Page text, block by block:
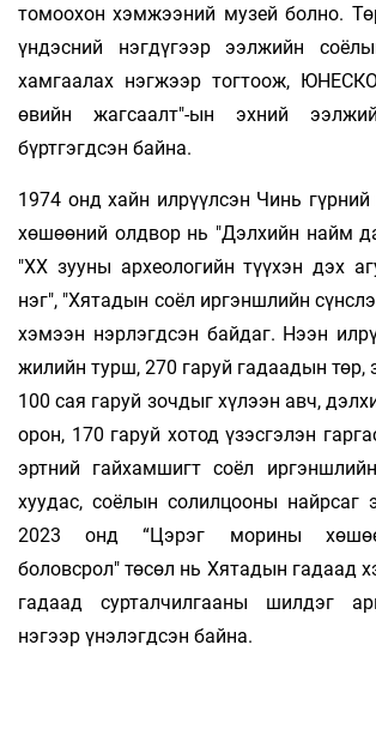
томоохон хэмжээний музей болно.
үндэсний нэгдүгээр ээлжийн
хамгаалах нэгжээр тогтоож,
өвийн жагсаалт"-ын эхний
бүртгэгдсэн байна.
1974 онд хайн илрүүлсэн Чинь
хөшөөний олдвор нь "Дэлхийн найм
"ХХ зууны археологийн түүхэн дэх
нэг", "Хятадын соёл иргэншлийн
хэмээн нэрлэгдсэн байдаг. Нээн
жилийн турш, 270 гаруй гадаадын төр,
100 сая гаруй зочдыг хүлээн авч,
орон, 170 гаруй хотод үзэсгэлэн
эртний гайхамшигт соёл
хуудас, соёлын солилцооны
2023 онд “Цэрэг морины
боловсрол" төсөл нь Хятадын гадаад
гадаад сурталчилгааны шилдэг
нэгээр үнэлэгдсэн байна.